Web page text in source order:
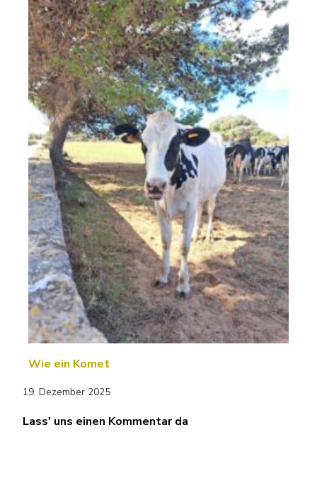
Wie ein Komet
19. Dezember 2025
Lass' uns einen Kommentar da